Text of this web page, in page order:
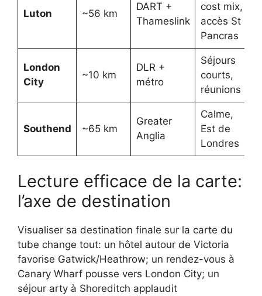
Luton ~56 km
DART +
Thameslink
cost mix,
accès St
Pancras
London
City
~10 km
DLR +
métro
Séjours
courts,
réunions
Southend ~65 km
Greater
Anglia
Calme,
Est de
Londres
Lecture efficace de la carte:
l’axe de destination
Visualiser sa destination finale sur la carte du
tube change tout: un hôtel autour de Victoria
favorise Gatwick/Heathrow; un rendez-vous à
Canary Wharf pousse vers London City; un
séjour arty à Shoreditch applaudit